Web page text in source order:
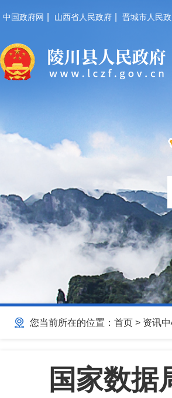
中国政府网 山西省人民政府 晋城市人民
您当前所在的位置： 首页 > 资讯
国家数据